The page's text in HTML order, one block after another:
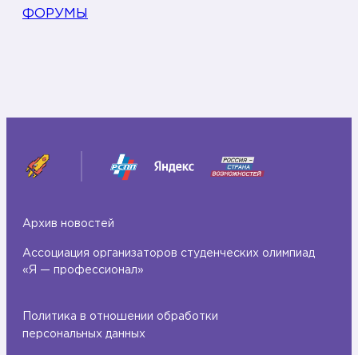
ФОРУМЫ
Архив новостей
Ассоциация организаторов студенческих олимпиад
«Я — профессионал»
Политика в отношении обработки
персональных данных